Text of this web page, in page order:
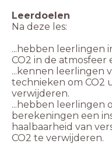
Leerdoelen
...hebben leerlingen
CO2 in de
...kennen leerlingen
technieken om CO2
...hebben leerlingen
berekeningen een
haalbaarheid van
CO2 te verwijderen.